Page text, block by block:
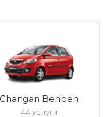
Changan Benben
44 услуги